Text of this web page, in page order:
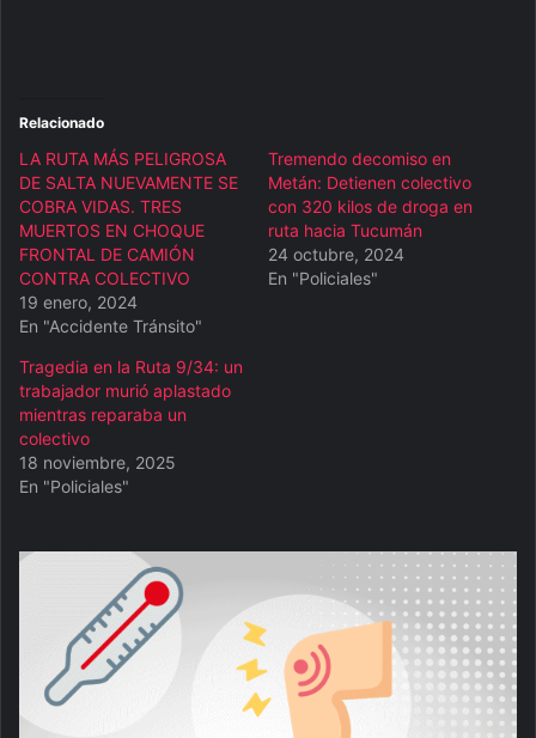
Relacionado
LA RUTA MÁS PELIGROSA
DE SALTA NUEVAMENTE SE
COBRA VIDAS. TRES
MUERTOS EN CHOQUE
FRONTAL DE CAMIÓN
CONTRA COLECTIVO
19 enero, 2024
En "Accidente Tránsito"
Tremendo decomiso en
Metán: Detienen colectivo
con 320 kilos de droga en
ruta hacia Tucumán
24 octubre, 2024
En "Policiales"
Tragedia en la Ruta 9/34: un
trabajador murió aplastado
mientras reparaba un
colectivo
18 noviembre, 2025
En "Policiales"